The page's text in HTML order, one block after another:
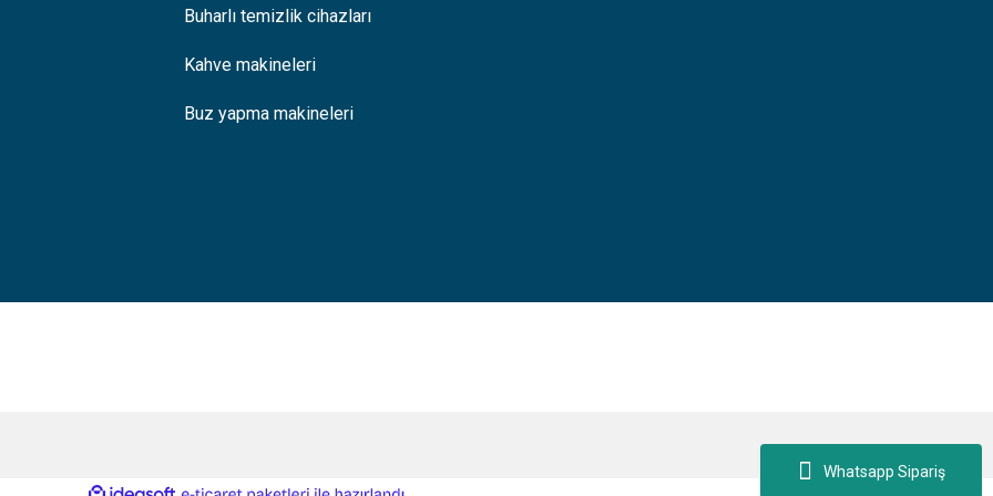
Whatsapp Sipariş
Buharlı temizlik cihazları
Kahve makineleri
Buz yapma makineleri